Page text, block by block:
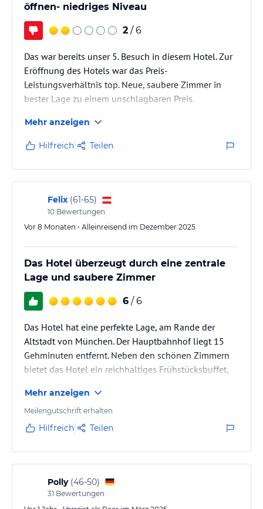
öffnen- niedriges Niveau
2 / 6
Das war bereits unser 5. Besuch in diesem Hotel. Zur
Eröffnung des Hotels war das Preis-
Leistungsverhältnis top. Neue, saubere Zimmer in
bester Lage zu einem unschlagbaren Preis.
nachgelassen.
Demzufolge residiert auch dementsprechendes
Publikum inzwischen vor Ort. In unserem Zimmer
waren bei Anreise zu wenig Handtücher, ausserdem
war das Fenster verschlossen. Auf Nachfrage an der
Rezeption wurde uns erklärt, das man in keinem
Zimmer mehr ein Fenster öffnen kann, da…
Mehr anzeigen
Hilfreich Teilen
Felix (61-65)
10 Bewertungen
Vor 8 Monaten • Alleinreisend im Dezember 2025
Das Hotel überzeugt durch eine zentrale
Lage und saubere Zimmer
6 / 6
Das Hotel hat eine perfekte Lage, am Rande der
Altstadt von München. Der Hauptbahnhof liegt 15
Gehminuten entfernt. Neben den schönen Zimmern
bietet das Hotel ein reichhaltiges Frühstücksbuffet,
Mehr anzeigen
Meilengutschrift erhalten
Hilfreich Teilen
Polly (46-50)
31 Bewertungen